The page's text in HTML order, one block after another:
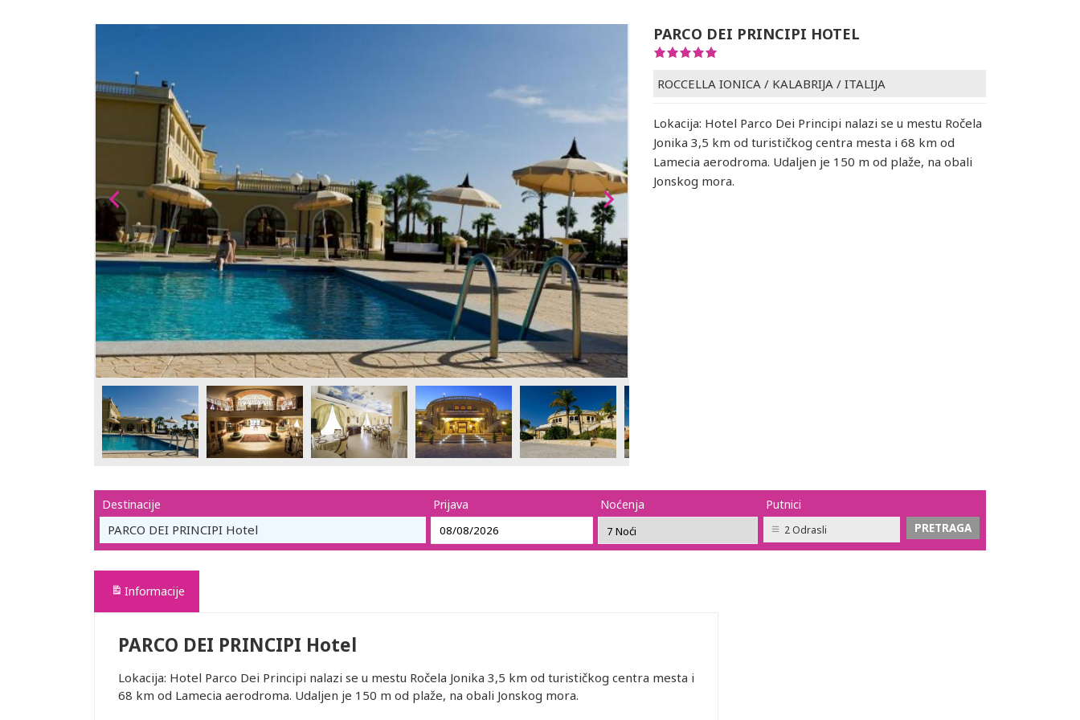
PARCO DEI PRINCIPI HOTEL
ROCCELLA IONICA / KALABRIJA / ITALIJA
Lokacija: Hotel Parco Dei Principi nalazi se u mestu Ročela
Jonika 3,5 km od turističkog centra mesta i 68 km od
Lamecia aerodroma. Udaljen je 150 m od plaže, na obali
Jonskog mora.
Destinacije
PARCO DEI PRINCIPI Hotel
Prijava Noćenja Putnici
2 Odrasli
Informacije
PARCO DEI PRINCIPI Hotel
Lokacija: Hotel Parco Dei Principi nalazi se u mestu Ročela Jonika 3,5 km od turističkog centra mesta i
68 km od Lamecia aerodroma. Udaljen je 150 m od plaže, na obali Jonskog mora.